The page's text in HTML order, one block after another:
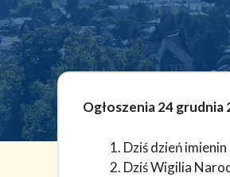
Ogłoszenia 24 grudnia
Dziś dzień
Dziś Wigilia